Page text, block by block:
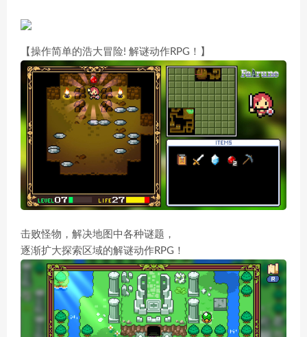
【操作简单的浩大冒险! 解谜动作RPG！】
击败怪物，解决地图中各种谜题，
逐渐扩大探索区域的解谜动作RPG！